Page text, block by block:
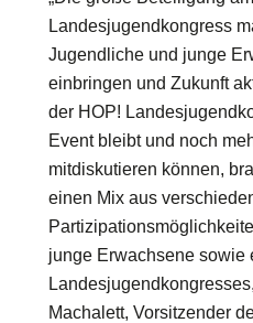
Landesjugendkongress
Jugendliche und junge
einbringen und Zukunft
der HOP!
Event bleibt und noch
mitdiskutieren können,
einen Mix aus
junge Erwachsene sowie
Machalett, Vorsitzender